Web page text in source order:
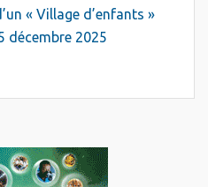
« Village d’enfants »
décembre 2025